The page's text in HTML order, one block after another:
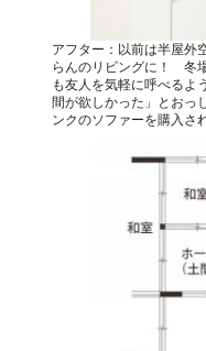
アフター：以前は半屋外
らんのリビングに！ 冬
も友人を気軽に呼べるよ
間が欲しかった」とおっ
ンクのソファーを購入さ